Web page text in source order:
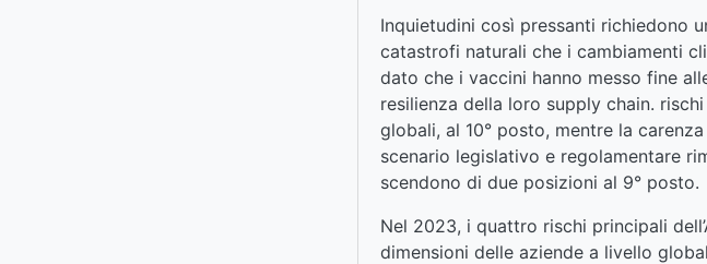
Inquietudini così pressanti richiedono
catastrofi naturali che i cambiamenti
dato che i vaccini hanno messo fine
resilienza della loro supply chain.
globali, al 10° posto, mentre la
scenario legislativo e regolamentare
scendono di due posizioni al 9° posto.
Nel 2023, i quattro rischi principali
dimensioni delle aziende a livello